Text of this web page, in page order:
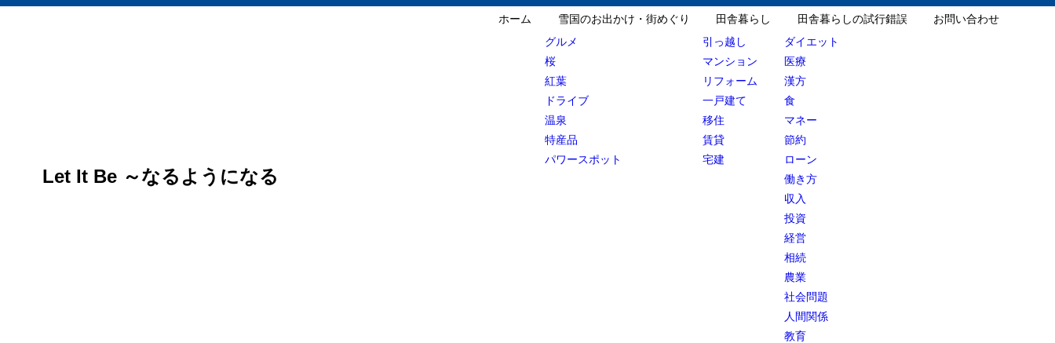
Let It Be ～なるようになる
ホーム
雪国のお出かけ・街めぐり
グルメ
桜
紅葉
ドライブ
温泉
特産品
パワースポット
田舎暮らし
引っ越し
マンション
リフォーム
一戸建て
移住
賃貸
宅建
田舎暮らしの試行錯誤
ダイエット
医療
漢方
食
マネー
節約
ローン
働き方
収入
投資
経営
相続
農業
社会問題
人間関係
教育
お問い合わせ